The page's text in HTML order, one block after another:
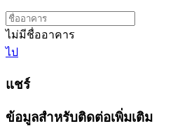
ไม่มีชื่ออาคาร
ไป
แชร์
ข้อมูลสำหรับติดต่อเพิ่มเติม